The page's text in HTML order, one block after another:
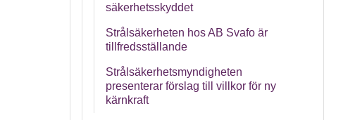
säkerhetsskyddet
Strålsäkerheten hos AB Svafo är
tillfredsställande
Strålsäkerhetsmyndigheten
presenterar förslag till villkor för ny
kärnkraft